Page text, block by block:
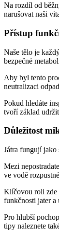
Na rozdíl od
narušovat naši
Přístup
Naše tělo je
bezpečné
Aby byl tento
neutralizaci
Pokud hledáte
tvoří základ
Důležitost
Játra fungují jako
Mezi
ve vodě
Klíčovou roli zde
funkčnosti jater a
Pro hlubší
tipy naleznete